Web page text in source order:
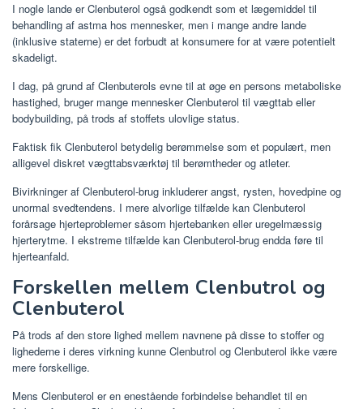
I nogle lande er Clenbuterol også godkendt som et lægemiddel til
behandling af astma hos mennesker, men i mange andre lande
(inklusive staterne) er det forbudt at konsumere for at være potentielt
skadeligt.
I dag, på grund af Clenbuterols evne til at øge en persons metaboliske
hastighed, bruger mange mennesker Clenbuterol til vægttab eller
bodybuilding, på trods af stoffets ulovlige status.
Faktisk fik Clenbuterol betydelig berømmelse som et populært, men
alligevel diskret vægttabsværktøj til berømtheder og atleter.
Bivirkninger af Clenbuterol-brug inkluderer angst, rysten, hovedpine og
unormal svedtendens. I mere alvorlige tilfælde kan Clenbuterol
forårsage hjerteproblemer såsom hjertebanken eller uregelmæssig
hjerterytme. I ekstreme tilfælde kan Clenbuterol-brug endda føre til
hjerteanfald.
Forskellen mellem Clenbutrol og
Clenbuterol
På trods af den store lighed mellem navnene på disse to stoffer og
lighederne i deres virkning kunne Clenbutrol og Clenbuterol ikke være
mere forskellige.
Mens Clenbuterol er en enestående forbindelse behandlet til en